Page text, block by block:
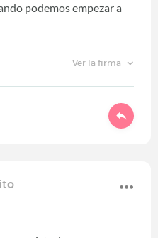
podemos empezar a
Ver la firma